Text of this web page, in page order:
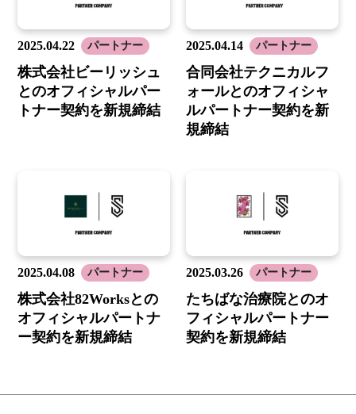
2025.04.22 パートナー
株式会社ビーリッシュ
とのオフィシャルパー
トナー契約を新規締結
2025.04.14 パートナー
合同会社テクニカルフ
ォールとのオフィシャ
ルパートナー契約を新
規締結
2025.04.08 パートナー
株式会社82Worksとの
オフィシャルパートナ
ー契約を新規締結
2025.03.26 パートナー
たちばな治療院とのオ
フィシャルパートナー
契約を新規締結